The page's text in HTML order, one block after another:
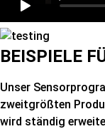
BEISPIELE
Unser
zweitgrößten
wird ständig